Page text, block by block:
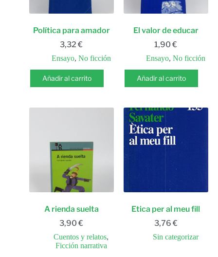
Política para amador
3,32€
Ensayo, No ficción
Añadir al carrito
El valor de educar
1,90€
Ensayo, No ficción
Añadir al carrito
A rienda suelta
3,90€
Cuentos y relatos,
Ficción narrativa
Etica per al meu fill
3,76 €
Sin categorizar